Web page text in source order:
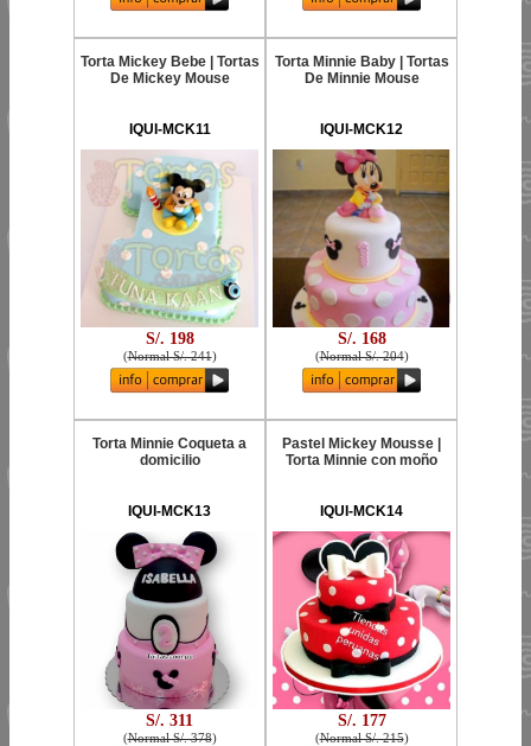
Torta Mickey Bebe | Tortas
De Mickey Mouse
IQUI-MCK11
S/. 198
(Normal S/. 241)
Torta Minnie Baby | Tortas
De Minnie Mouse
IQUI-MCK12
S/. 168
(Normal S/. 204)
Torta Minnie Coqueta a
domicilio
IQUI-MCK13
S/. 311
(Normal S/. 378)
Pastel Mickey Mousse |
Torta Minnie con moño
IQUI-MCK14
S/. 177
(Normal S/. 215)